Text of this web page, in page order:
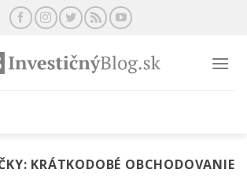
KRÁTKODOBÉ OBCHODOVANIE